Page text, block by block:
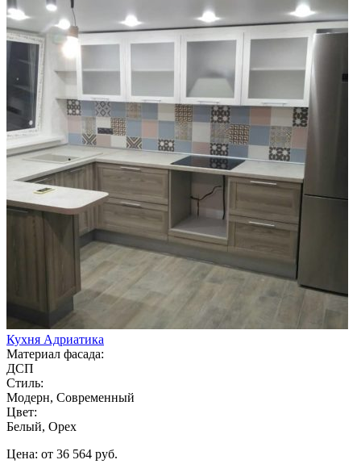
Кухня Адриатика
Материал фасада:
ДСП
Стиль:
Модерн, Современный
Цвет:
Белый, Орех
Цена: от 36 564 руб.